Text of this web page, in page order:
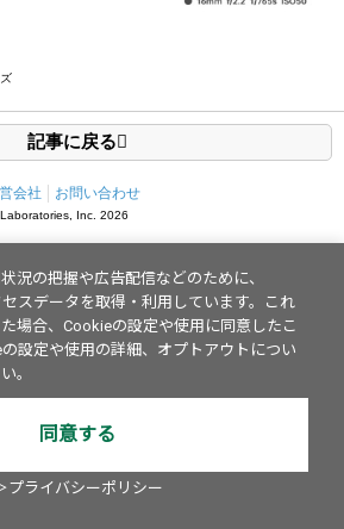
記事に戻る
会社 お問い合わせ
Inc. 2026
況の把握や広告配信などのために、
スデータを取得・利用しています。これ
場合、Cookieの設定や使用に同意したこ
設定や使用の詳細、オプトアウトについ
。
同意する
プライバシーポリシー